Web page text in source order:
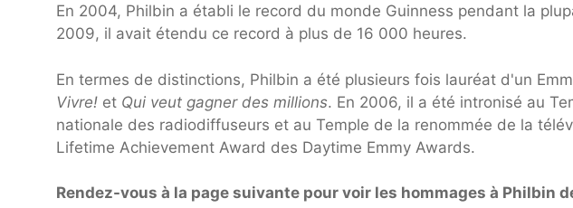
En 2004, Philbin a établi le record du monde Guinness pendant la
2009, il avait étendu ce record à plus de 16 000 heures.
En termes de distinctions, Philbin a été plusieurs fois lauréat d'un
Vivre! et Qui veut gagner des millions. En 2006, il a été intronisé au
nationale des radiodiffuseurs et au Temple de la renommée de la
Lifetime Achievement Award des Daytime Emmy Awards.
Rendez-vous à la page suivante pour voir les hommages à Philbin